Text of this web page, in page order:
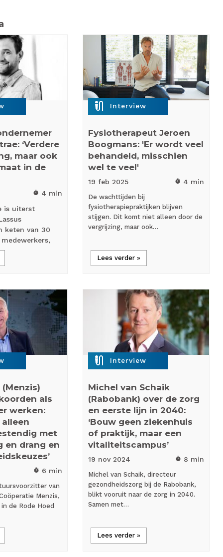
‘Verdere
maar ook
in de
timer 4 min
is uiterst
keten van 30
mic_external_on Interview
Fysiotherapeut Jeroen
Boogmans: 'Er wordt veel
behandeld, misschien
wel te veel'
19 feb 2025 timer 4 min
De wachttijden bij
fysiotherapiepraktijken blijven
stijgen. Dit komt niet alleen door de
vergrijzing, maar ook…
Lees verder »
als
werken:
met
en drang en
timer 6 min
van
Menzis,
de Rode Hoed
mic_external_on Interview
Michel van Schaik
(Rabobank) over de zorg
en eerste lijn in 2040:
‘Bouw geen ziekenhuis
of praktijk, maar een
vitaliteitscampus’
19 nov 2024 timer 8 min
Michel van Schaik, directeur
gezondheidszorg bij de Rabobank,
blikt vooruit naar de zorg in 2040.
Samen met…
Lees verder »